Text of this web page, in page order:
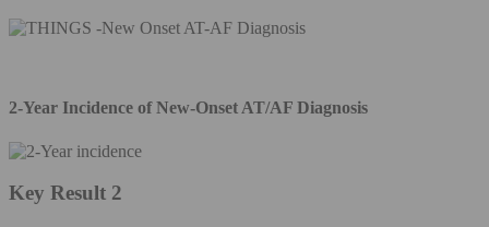
2-Year Incidence of New-Onset AT/AF Diagnosis
Key Result 2